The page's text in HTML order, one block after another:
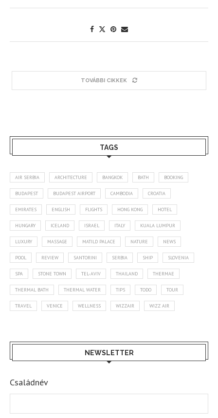
TOVÁBBI CIKKEK
TAGS
AIR SERBIA ARCHITECTURE BANGKOK BATH BOOKING
BUDAPEST BUDAPEST AIRPORT CAMBODIA CROATIA
EMIRATES ENGLISH FLIGHTS HONG KONG HOTEL
HUNGARY ICELAND ISRAEL ITALY KUALA LUMPUR
LUXURY MASSAGE MATILD PALACE NATURE NEWS
POOL REVIEW SANTORINI SERBIA SHIP SLOVENIA
SPA STONE TOWN TEL-AVIV THAILAND THERMAE
THERMAL BATH THERMAL WATER TIPS TODO TOUR
TRAVEL VENICE WELLNESS WIZZAIR WIZZ AIR
NEWSLETTER
Családnév